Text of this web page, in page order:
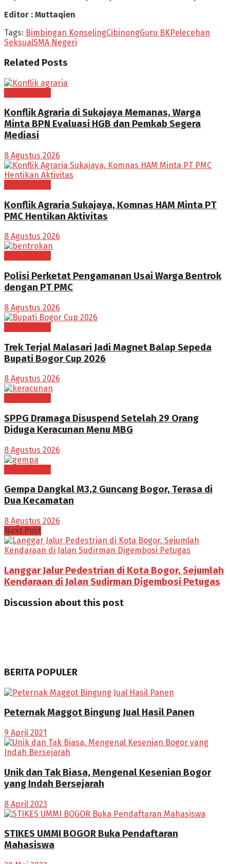
Editor : Muttaqien
Tags: Bimbingan KonselingCibinongGuru BKPelecehan
SeksualSMA Negeri
Related Posts
Konflik Agraria di Sukajaya Memanas, Warga
Minta BPN Evaluasi HGB dan Pemkab Segera
Mediasi
8 Agustus 2026
Konflik Agraria Sukajaya, Komnas HAM Minta PT
PMC Hentikan Aktivitas
8 Agustus 2026
Polisi Perketat Pengamanan Usai Warga Bentrok
dengan PT PMC
8 Agustus 2026
Trek Terjal Malasari Jadi Magnet Balap Sepeda
Bupati Bogor Cup 2026
8 Agustus 2026
SPPG Dramaga Disuspend Setelah 29 Orang
Diduga Keracunan Menu MBG
8 Agustus 2026
Gempa Dangkal M3,2 Guncang Bogor, Terasa di
Dua Kecamatan
8 Agustus 2026
Next Post
Langgar Jalur Pedestrian di Kota Bogor, Sejumlah
Kendaraan di Jalan Sudirman Digembosi Petugas
Discussion about this post
BERITA POPULER
Peternak Maggot Bingung Jual Hasil Panen
9 April 2021
Unik dan Tak Biasa, Mengenal Kesenian Bogor
yang Indah Bersejarah
8 April 2023
STIKES UMMI BOGOR Buka Pendaftaran
Mahasiswa